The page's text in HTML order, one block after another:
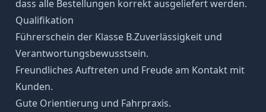
dass alle Bestellungen korrekt ausgeliefert werden.
Qualifikation
Führerschein der Klasse B.Zuverlässigkeit und
Verantwortungsbewusstsein.
Freundliches Auftreten und Freude am Kontakt mit
Kunden.
Gute Orientierung und Fahrpraxis.